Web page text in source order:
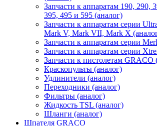
Запчасти к аппаратам 190,
395, 495 и 595 (аналог)
Запчасти к аппаратам серии
Mark V, Mark VII, Mark X
Запчасти к аппаратам серии
Запчасти к аппаратам серии
Запчасти к пистолетам GRACO
Краскопульты (аналог)
Удлинители (аналог)
Переходники (аналог)
Фильтры (аналог)
Жидкость TSL (аналог)
Шланги (аналог)
Шпателя GRACO